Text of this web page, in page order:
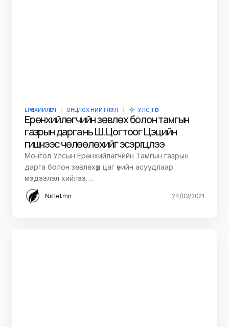
ЕРӨНХИЙЛӨГЧ ОНЦЛОХ НИЙТЛЭЛ УЛС ТӨР
Ерөнхийлөгчийн зөвлөх болон тамгын
газрын дарга нь Ш.Цогтоог Цэцийн
гишүүнээс чөлөөлөхийг эсэргүүцлээ
Монгол Улсын Ерөнхийлөгчийн Тамгын газрын
дарга болон зөвлөхүүд цаг үеийн асуудлаар
мэдээлэл хийлээ.…
Niitlel.mn 24/03/2021